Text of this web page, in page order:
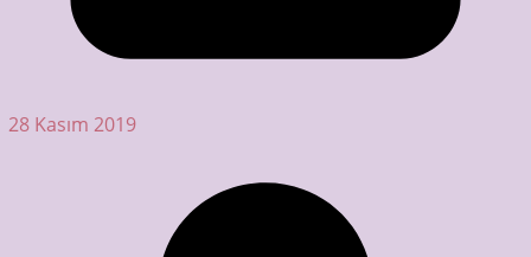
28 Kasım 2019